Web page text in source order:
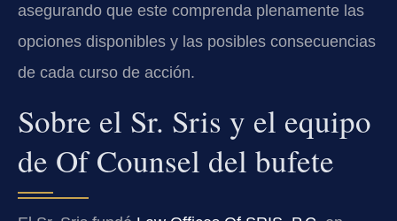
asegurando que este comprenda plenamente las
opciones disponibles y las posibles consecuencias
de cada curso de acción.
Sobre el Sr. Sris y el equipo
de Of Counsel del bufete